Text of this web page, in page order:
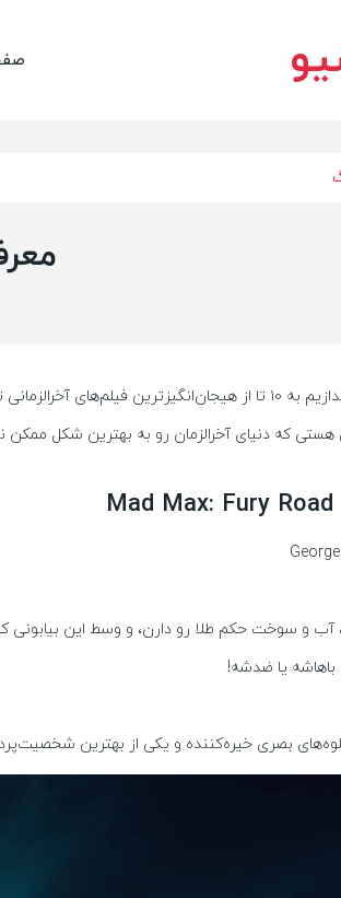
معرفی 10 فیلم
بیایید یه نگاهی بندازیم به ۱۰ تا از
هستی که دنیای آخرالزمان رو به بهترین شکل
آب و سوخت حکم طلا رو دارن، و وسط این
یا ضدشه!
بصری خیره‌کننده و یکی از بهترین شخصیت‌پردازی‌های